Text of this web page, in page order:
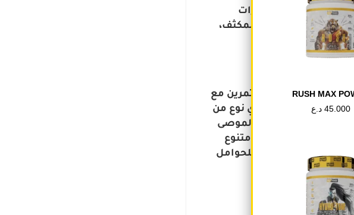
وألفا كيتوغلوتارات
أسرع من التدريب المكثف،
حصة واحدة (مغرفة واحدة ٦ غ / ٥ غ بنكهة طبيعية) في ٢٠٠ مل من الماء البارد، إما قبل التمرين مع
تناوله بمفرده مع أي نوع من
الجرعة اليومية الموصى
كبديل لنظام غذائي متنوع
غير مناسب للحوامل
RUSH MAX
45.000 د.ع